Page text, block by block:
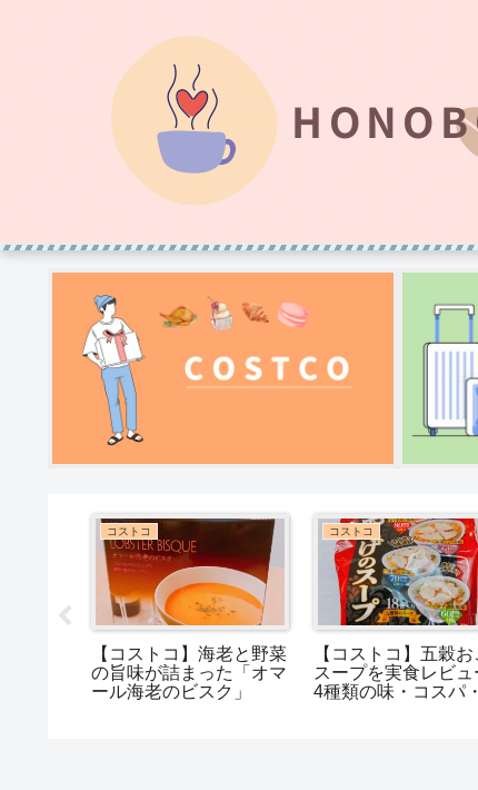
コストコ
コストコの冷凍ストロベ
リー！味は実際美味しい
の…？解凍したらやば
おうちカフェ・カフェ巡り
タリーズのドリン
タマイズについて！
スメは？